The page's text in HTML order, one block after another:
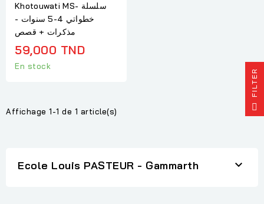
Khotouwati MS- سلسلة
خطواتي 4-5 سنوات -
مذكرات + قصص
59,000 TND
En stock
Affichage 1-1 de 1 article(s)
Ecole Louis PASTEUR - Gammarth 
R